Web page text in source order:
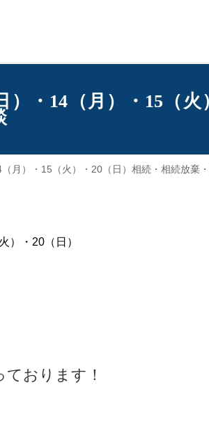
）・14（月）・15（
月）・15（火）・20（日）相続・相続放棄
）・20（日）
おります！